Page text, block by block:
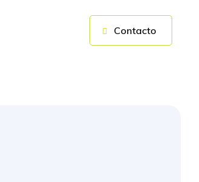
Contacto